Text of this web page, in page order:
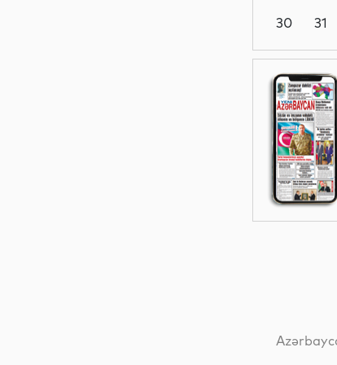
Maraqlı
Analitik
30
31